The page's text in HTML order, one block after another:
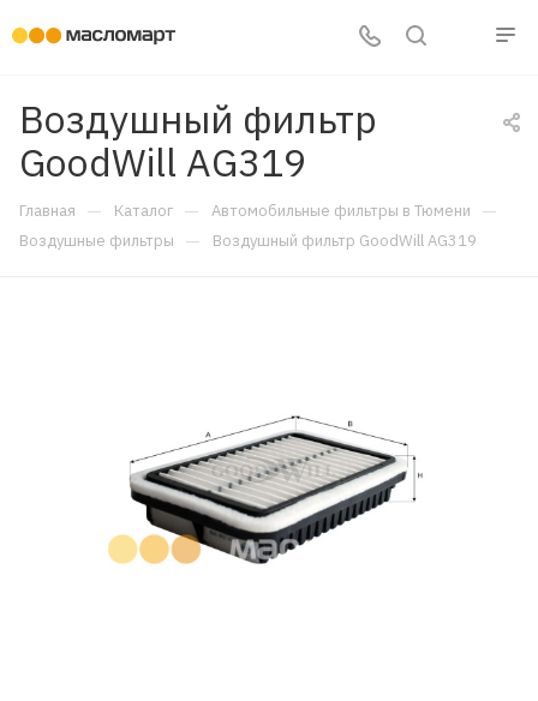
Воздушный фильтр
GoodWill AG319
Главная — Каталог — Автомобильные фильтры в Тюмени —
Воздушные фильтры — Воздушный фильтр GoodWill AG319